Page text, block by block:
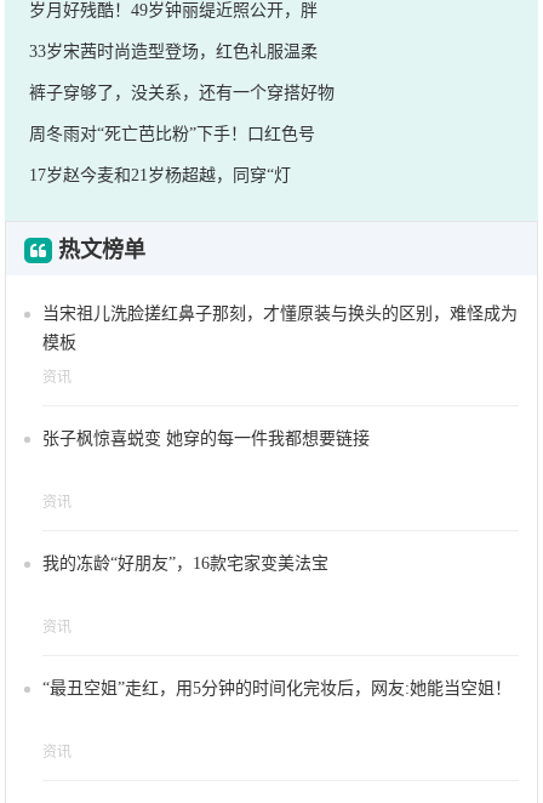
岁月好残酷！49岁钟丽缇近照公开，胖
33岁宋茜时尚造型登场，红色礼服温柔
裤子穿够了，没关系，还有一个穿搭好物
周冬雨对“死亡芭比粉”下手！口红色号
17岁赵今麦和21岁杨超越，同穿“灯
热文榜单
当宋祖儿洗脸搓红鼻子那刻，才懂原装与换头的区别，难怪成为
模板
资讯
张子枫惊喜蜕变 她穿的每一件我都想要链接
资讯
我的冻龄“好朋友”，16款宅家变美法宝
资讯
“最丑空姐”走红，用5分钟的时间化完妆后，网友:她能当空姐！
资讯